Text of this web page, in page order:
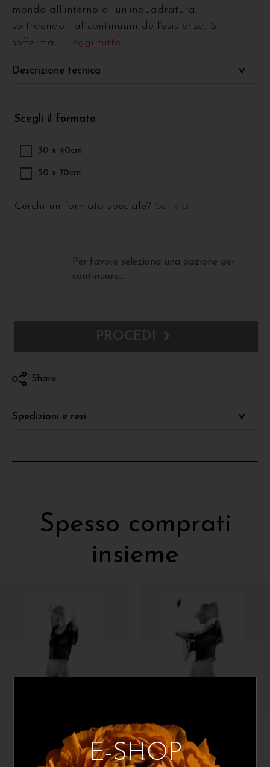
mondo all’interno di un’inquadratura,
sottraendoli al continuum dell’esistenza. Si
sofferma,... Leggi tutto
Descrizione tecnica
Scegli il formato
30 x 40cm
50 x 70cm
Cerchi un formato speciale? Scrivici!
Per favore seleziona una opzione per
continuare...
PROCEDI
Share
Spedizioni e resi
Spesso comprati
insieme
Mauro Sini
Mosso 5
Mauro Sini
Mosso 6
E-SHOP